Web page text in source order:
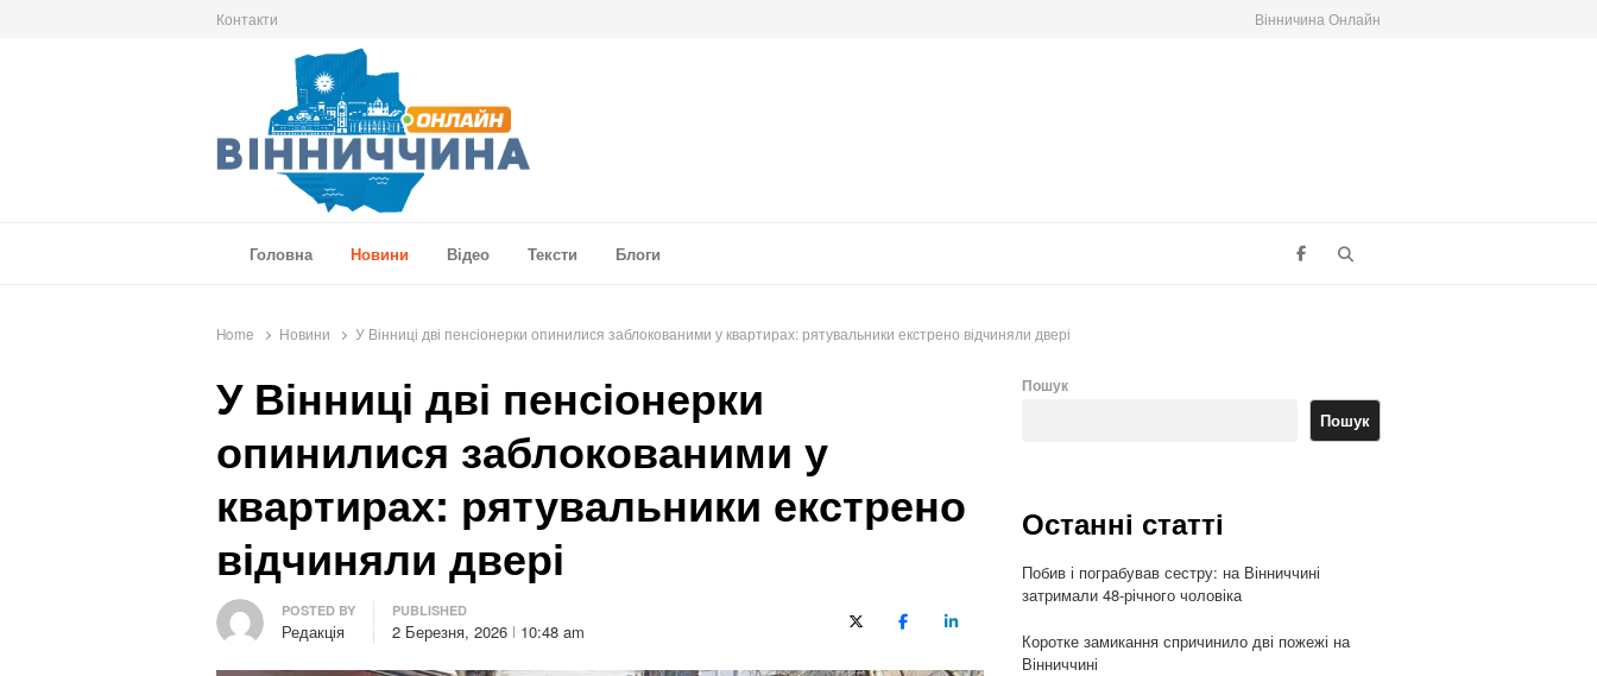
Контакти Вінничина Онлайн
Головна
Новини Відео Тексти Блоги
Home Новини У Вінниці дві пенсіонерки опинилися заблокованими у квартирах: рятувальники екстрено відчиняли двері
У Вінниці дві пенсіонерки
опинилися заблокованими у
квартирах: рятувальники екстрено
відчиняли двері
Author
POSTED BY
Редакція
PUBLISHED
2 Березня, 2026 10:48 am X (Twitter)FacebookLinkedIn
Пошук
Пошук
Останні статті
Побив і пограбував сестру: на Вінниччині
затримали 48-річного чоловіка
Коротке замикання спричинило дві пожежі на
Вінниччині